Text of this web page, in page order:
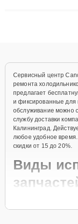
Сервисный центр
ремонта
предлагает
и фиксированные для
обслуживание можно
службу доставки
Калининград.
любое удобное
скидки от 15 до 20%.
Виды
Для ремонта